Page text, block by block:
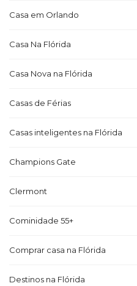
Casa em Orlando
Casa Na Flórida
Casa Nova na Flórida
Casas de Férias
Casas inteligentes na Flórida
Champions Gate
Clermont
Cominidade 55+
Comprar casa na Flórida
Destinos na Flórida